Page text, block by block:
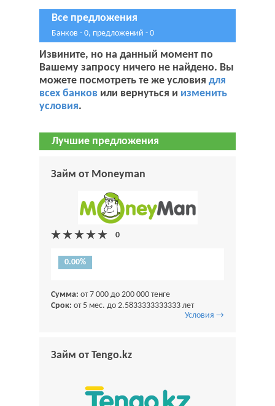
Все предложения
Банков - 0, предложений - 0
Извините, но на данный момент по
Вашему запросу ничего не найдено. Вы
можете посмотреть те же условия для
всех банков или вернуться и изменить
условия.
Лучшие предложения
Займ от Moneyman
0.00%
Сумма: от 7 000 до 200 000 тенге
Срок: от 5 мес. до 2.5833333333333 лет
Условия →
Займ от Tengo.kz